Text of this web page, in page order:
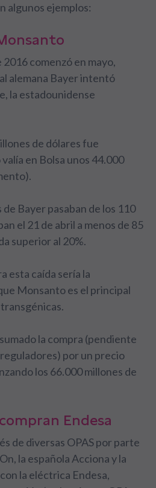
algunos ejemplos:
comenzó en mayo,
alemana Bayer intentó
la estadounidense
de dólares fue
en Bolsa unos 44.000
Bayer pasaban de los 110
el 21 de abril a menos de 85
superior al 20%.
esta caída sería la
Monsanto es el principal
la compra (pendiente
por un precio
los 66.000 millones de
Endesa
de diversas OPAS por parte
la española Acciona y la
la eléctrica Endesa,